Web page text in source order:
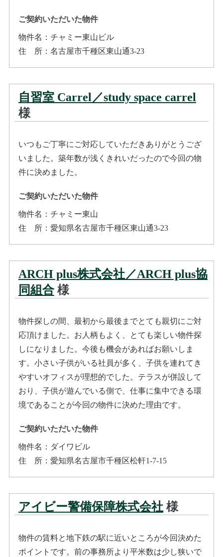
ご契約いただいた物件
物件名： チャミー東山ビル
住所
： 名古屋市千種区東山通3-23
自習室 Carrel／study space carrel
様
いつもご丁寧にご対応していただきありがとうござ
いました。築年数が浅くきれいだったので今回の物
件に決めました。
ご契約いただいた物件
物件名： チャミー東山
住所
： 愛知県名古屋市千種区東山通3-23
ARCH plus株式会社／ARCH plus協
同組合 様
物件探しの間、最初から最後までとても親切にご対
応頂けました。お人柄もよく、とても楽しい物件探
しになりました。今後も機会があればお願いしま
す。小さい子供がいる社員が多く、子供を連れてき
やすいオフィスが理想的でした。テラスが併設して
おり、子供が遊んでいる側で、仕事に集中できる環
境であることが今回の物件に決めた理由です。
ご契約いただいた物件
物件名： ダイワビル
住所
： 愛知県名古屋市千種区松軒1-7-15
アイビー警備保障株式会社 様
物件の賃料と地下鉄の駅に近いところが今回決めた
ポイントです。前の事務所より平米数は少し狭いで